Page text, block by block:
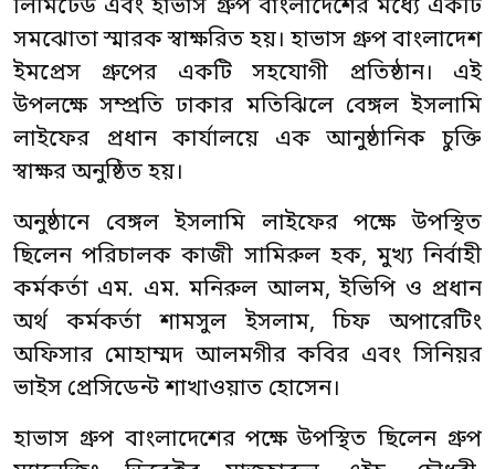
লিমিটেড এবং হাভাস গ্রুপ বাংলাদেশের মধ্যে একটি
সমঝোতা স্মারক স্বাক্ষরিত হয়। হাভাস গ্রুপ বাংলাদেশ
ইমপ্রেস গ্রুপের একটি সহযোগী প্রতিষ্ঠান। এই
উপলক্ষে সম্প্রতি ঢাকার মতিঝিলে বেঙ্গল ইসলামি
লাইফের প্রধান কার্যালয়ে এক আনুষ্ঠানিক চুক্তি
স্বাক্ষর অনুষ্ঠিত হয়।
অনুষ্ঠানে বেঙ্গল ইসলামি লাইফের পক্ষে উপস্থিত
ছিলেন পরিচালক কাজী সামিরুল হক, মুখ্য নির্বাহী
কর্মকর্তা এম. এম. মনিরুল আলম, ইভিপি ও প্রধান
অর্থ কর্মকর্তা শামসুল ইসলাম, চিফ অপারেটিং
অফিসার মোহাম্মদ আলমগীর কবির এবং সিনিয়র
ভাইস প্রেসিডেন্ট শাখাওয়াত হোসেন।
হাভাস গ্রুপ বাংলাদেশের পক্ষে উপস্থিত ছিলেন গ্রুপ